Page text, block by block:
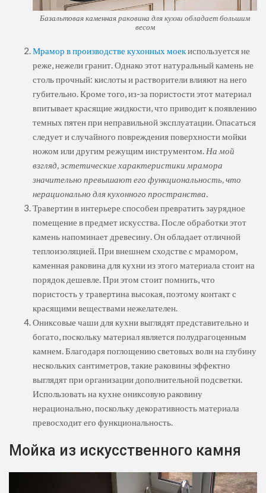
Базальтовая каменная раковина для кухни обладает большим
весом
Мрамор в производстве кухонных моекиспользуется не
реже, нежели гранит. Однако этот натуральный камень не
столь прочный: кислоты и растворители влияют на него
губительно. Кроме того, из-за пористости этот материал
впитывает красящие жидкости, что приводит к появлению
темных пятен при неправильной эксплуатации. Опасаться
следует и случайного повреждения поверхности мойки
ножом или другим режущим инструментом. На мой
взгляд, эстетические характеристики мрамора
значительно превышают его функциональность, что
нерационально для кухонного пространства.
Травертин в интерьере способен превратить заурядное
помещение в предмет искусства. После обработки этот
камень напоминает древесину. Он обладает отличной
теплоизоляцией. При внешнем сходстве с мрамором,
каменная раковина для кухни из этого материала стоит на
порядок дешевле. При этом стоит помнить, что
пористость у травертина высокая, поэтому контакт с
красящими веществами нежелателен.
Ониксовые чаши для кухни выглядят представительно и
богато, поскольку материал является полудрагоценным
камнем. Благодаря поглощению световых волн на глубину
нескольких сантиметров, такие раковины эффектно
выглядят при организации дополнительной подсветки.
Использовать на кухне ониксовую раковину
нерационально, поскольку декоративность материала
превосходит его функциональность.
Мойка из искусственного камня